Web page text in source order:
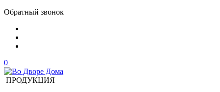
Обратный звонок
0
ПРОДУКЦИЯ